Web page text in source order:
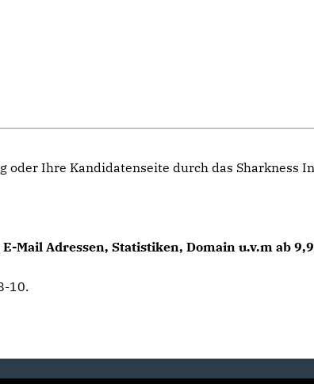
Ihre Kandidatenseite durch das Sharkness
Mail Adressen, Statistiken, Domain u.v.m ab
10.